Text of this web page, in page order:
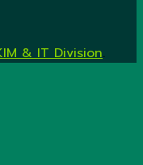
& IT Division.